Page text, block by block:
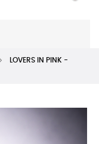
LOVERS IN PINK -